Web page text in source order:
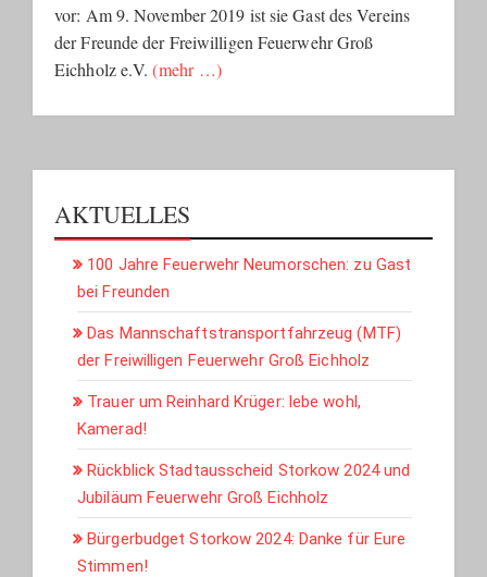
vor: Am 9. November 2019 ist sie Gast des Vereins
der Freunde der Freiwilligen Feuerwehr Groß
Eichholz e.V.(mehr …)
AKTUELLES
100 Jahre Feuerwehr Neumorschen: zu Gast
bei Freunden
Das Mannschaftstransportfahrzeug (MTF)
der Freiwilligen Feuerwehr Groß Eichholz
Trauer um Reinhard Krüger: lebe wohl,
Kamerad!
Rückblick Stadtausscheid Storkow 2024 und
Jubiläum Feuerwehr Groß Eichholz
Bürgerbudget Storkow 2024: Danke für Eure
Stimmen!